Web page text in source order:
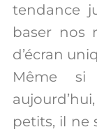
tendance
baser nos
d’écran
Même si
petits, il ne